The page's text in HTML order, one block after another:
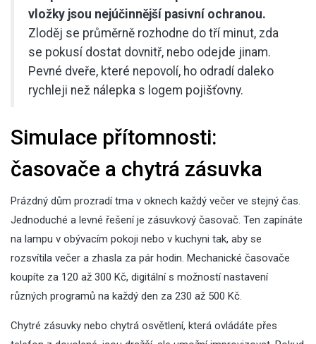
vložky jsou nejúčinnější pasivní ochranou.
Zloděj se průměrně rozhodne do tří minut, zda
se pokusí dostat dovnitř, nebo odejde jinam.
Pevné dveře, které nepovolí, ho odradí daleko
rychleji než nálepka s logem pojišťovny.
Simulace přítomnosti:
časovače a chytrá zásuvka
Prázdný dům prozradí tma v oknech každý večer ve stejný čas.
Jednoduché a levné řešení je zásuvkový časovač. Ten zapínáte
na lampu v obývacím pokoji nebo v kuchyni tak, aby se
rozsvítila večer a zhasla za pár hodin. Mechanické časovače
koupíte za 120 až 300 Kč, digitální s možností nastavení
různých programů na každý den za 230 až 500 Kč.
Chytré zásuvky nebo chytrá osvětlení, která ovládáte přes